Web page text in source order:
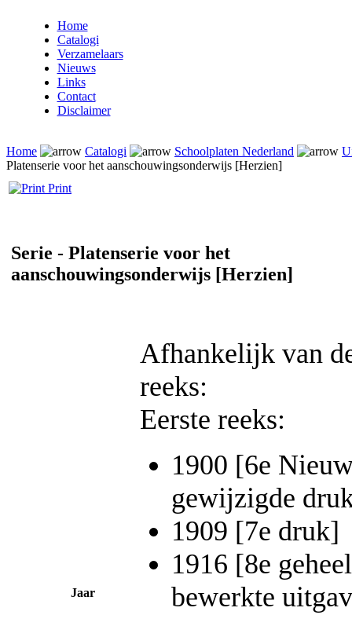
Home
Catalogi
Verzamelaars
Nieuws
Links
Contact
Disclaimer
Home Catalogi Schoolplaten Nederland
Platenserie voor het aanschouwingsonderwijs [Herzien]
Print
Serie - Platenserie voor het
aanschouwingsonderwijs [Herzien]
Jaar
Afhankelijk van
reeks:
Eerste reeks:
1900 [6e
gewijzigde
1909 [7e druk]
1916 [8e
bewerkte